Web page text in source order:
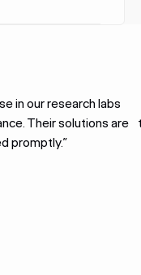
in our research labs
Their solutions are
promptly.”